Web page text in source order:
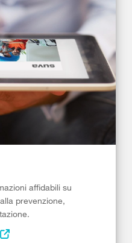
affidabili su
prevenzione,